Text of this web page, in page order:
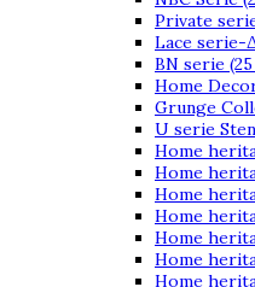
Private
Lace serie-
BN serie
Home
Grunge
U serie
Home
Home
Home
Home
Home
Home
Home